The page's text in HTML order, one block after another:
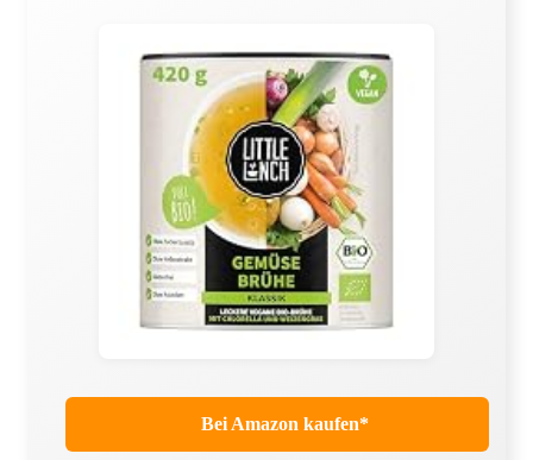
Bei Amazon kaufen*